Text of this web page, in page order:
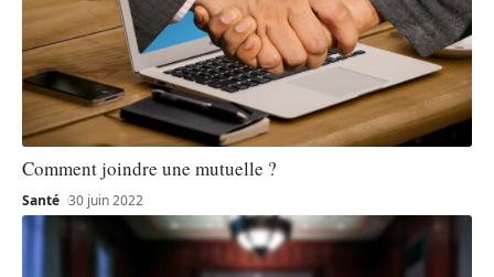
Comment joindre une mutuelle ?
Santé 30 juin 2022